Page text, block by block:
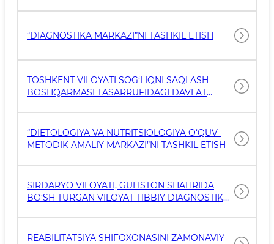
“DIAGNOSTIKA MARKAZI”NI TASHKIL ETISH
TOSHKENT VILOYATI SOG‘LIQNI SAQLASH
BOSHQARMASI TASARRUFIDAGI DAVLAT
BO‘LIMLARI NEGIZIDA GEMODIALIZ MARKAZINI
TASHKIL QILISH
“DIETOLOGIYA VA NUTRITSIOLOGIYA O‘QUV-
METODIK AMALIY MARKAZI”NI TASHKIL ETISH
SIRDARYO VILOYATI, GULISTON SHAHRIDA
BO‘SH TURGAN VILOYAT TIBBIY DIAGNOSTIKA
REPRODUKTOLOGIYA DAVOLASH MARKAZINI
TASHKIL ETISH
REABILITATSIYA SHIFOXONASINI ZAMONAVIY